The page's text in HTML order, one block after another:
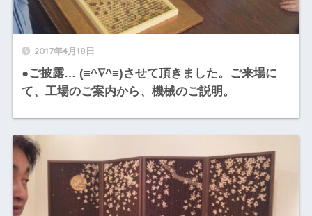
2017年4月18日
●ご披露… (≡^∇^≡)させて頂きました。ご来場に
て、工場のご案内から、機械のご説明。